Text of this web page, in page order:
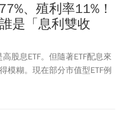
、殖利率11%！
是「息利雙收
股息ETF。但隨著ETF配息來
模糊。現在部分市值型ETF例
配息殖利率超過5%、6%，甚